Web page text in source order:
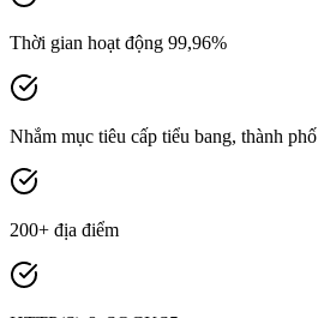
Thời gian hoạt động 99,96%
Nhắm mục tiêu cấp tiểu bang, thành phố
200+ địa điểm